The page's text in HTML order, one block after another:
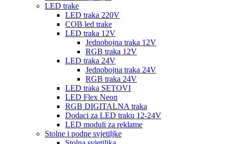
LED trake
LED traka 220V
COB led trake
LED traka 12V
Jednobojna traka 12V
RGB traka 12V
LED traka 24V
Jednobojna traka 24V
RGB traka 24V
LED traka SETOVI
LED Flex Neon
RGB DIGITALNA traka
Dodaci za LED traku 12-24V
LED moduli za reklame
Stolne i podne svjetiljke